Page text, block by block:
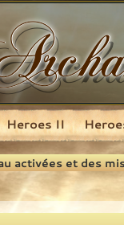
Heroes II
activées et des